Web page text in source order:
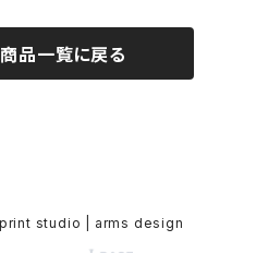
商品一覧に戻る
studio | arms design